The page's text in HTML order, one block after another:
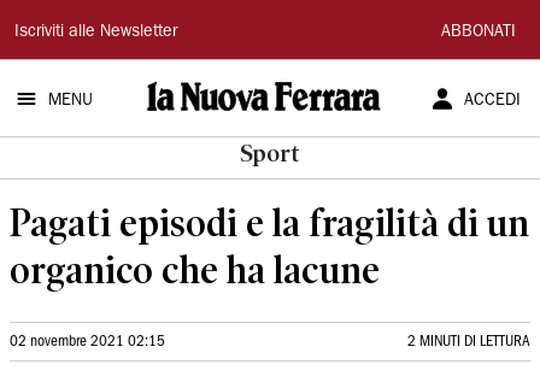
La
Nuova
Ferrara
Iscriviti alle Newsletter ABBONATI
MENU ACCEDI
Sport
Pagati episodi e la fragilità di un
organico che ha lacune
02 novembre 2021 02:15 2 MINUTI DI LETTURA